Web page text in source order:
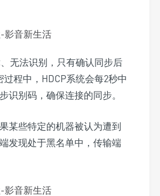
无法识别，只有确认同步后
程中，HDCP系统会每2秒中
识别码，确保连接的同步。
某些特定的机器被认为遭到
发现处于黑名单中，传输端